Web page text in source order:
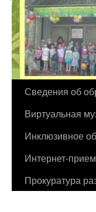
Перейти
содержимому
Сведения об
Виртуальная
Инклюзивное
Интернет-
Прокуратура